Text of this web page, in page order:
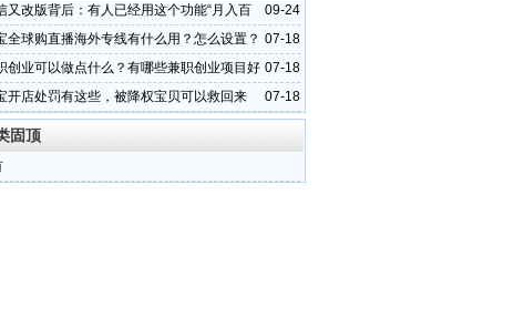
09-24
又改版背后：有人已经用这个功能“月入百
07-18
全球购直播海外专线有什么用？怎么设置？
07-18
创业可以做点什么？有哪些兼职创业项目好
07-18
开店处罚有这些，被降权宝贝可以救回来
固顶